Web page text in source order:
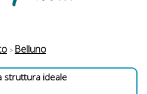
Belluno
struttura ideale